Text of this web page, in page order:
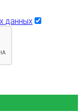
данных